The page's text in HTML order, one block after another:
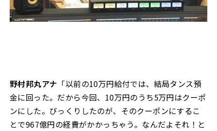
野村邦丸アナ 「以前の10万円給付では、結局タンス預
金に回った。だから今回、10万円のうち5万円はクーポ
ンにした。びっくりしたのが、そのクーポンにするこ
とで967億円の経費がかかっちゃう。なんだよそれ！と